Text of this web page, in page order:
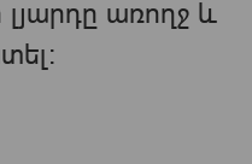
առողջ և